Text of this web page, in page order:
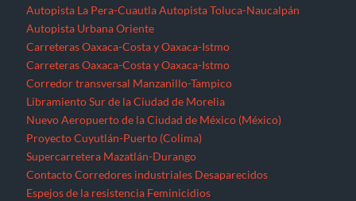
Autopista La Pera-Cuautla Autopista Toluca-Naucalpán
Autopista Urbana Oriente
Carreteras Oaxaca-Costa y Oaxaca-Istmo
Carreteras Oaxaca-Costa y Oaxaca-Istmo
Corredor transversal Manzanillo-Tampico
Libramiento Sur de la Ciudad de Morelia
Nuevo Aeropuerto de la Ciudad de México (México)
Proyecto Cuyutlán-Puerto (Colima)
Supercarretera Mazatlán-Durango
Contacto Corredores industriales Desaparecidos
Espejos de la resistencia Feminicidios